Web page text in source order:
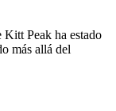
Peak ha estado
más allá del